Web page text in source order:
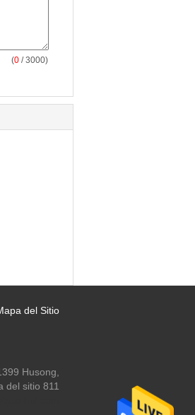
(0 / 3000)
del Sitio
Husong,
del sitio 811